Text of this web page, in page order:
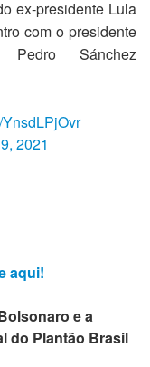
ex-presidente Lula
com o presidente
Sánchez
2021
aqui!
e a
do Plantão Brasil